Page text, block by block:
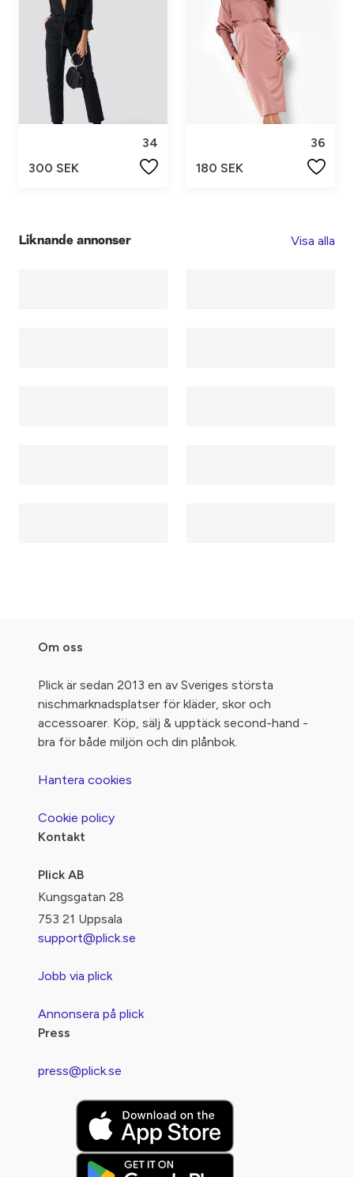
34
300 SEK
36
180 SEK
Liknande annonser Visa alla
Om oss
Plick är sedan 2013 en av Sveriges största
nischmarknadsplatser för kläder, skor och
accessoarer. Köp, sälj & upptäck second-hand -
bra för både miljön och din plånbok.
Hantera cookies
Cookie policy
Kontakt
Plick AB
Kungsgatan 28
753 21 Uppsala
support@plick.se
Jobb via plick
Annonsera på plick
Press
press@plick.se